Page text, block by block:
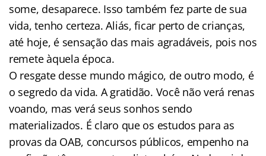
some, desaparece. Isso também fez parte de sua
vida, tenho certeza. Aliás, ficar perto de crianças,
até hoje, é sensação das mais agradáveis, pois nos
remete àquela época.
O resgate desse mundo mágico, de outro modo, é
o segredo da vida. A gratidão. Você não verá renas
voando, mas verá seus sonhos sendo
materializados. É claro que os estudos para as
provas da OAB, concursos públicos, empenho na